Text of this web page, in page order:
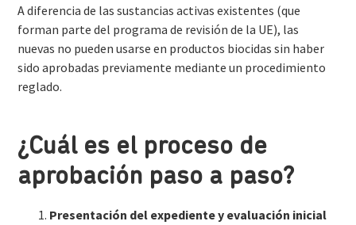
A diferencia de las sustancias activas existentes (que
forman parte del programa de revisión de la UE), las
nuevas no pueden usarse en productos biocidas sin haber
sido aprobadas previamente mediante un procedimiento
reglado.
¿Cuál es el proceso de
aprobación paso a paso?
Presentación del expedientey evaluación inicial